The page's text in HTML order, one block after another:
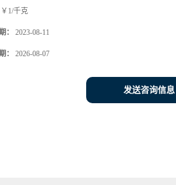
￥1/千克
： 2023-08-11
： 2026-08-07
发送咨询信息